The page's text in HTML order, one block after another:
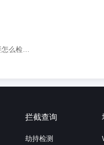
拦截查询
劫持检测